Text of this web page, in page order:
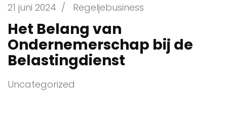
21 juni 2024 / Regeljebusiness
Het Belang van
Ondernemerschap bij de
Belastingdienst
Uncategorized